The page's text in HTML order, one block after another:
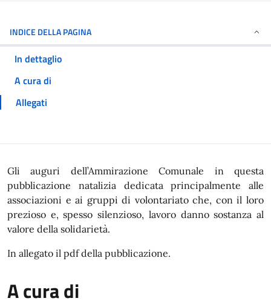
INDICE DELLA PAGINA
In dettaglio
A cura di
Allegati
In dettaglio
Gli auguri dell’Ammirazione Comunale in questa
pubblicazione natalizia dedicata principalmente alle
associazioni e ai gruppi di volontariato che, con il loro
prezioso e, spesso silenzioso, lavoro danno sostanza al
valore della solidarietà.
In allegato il pdf della pubblicazione.
A cura di